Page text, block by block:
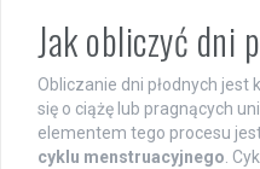
Jak obliczyć dni
Obliczanie dni płodnych
się o ciążę lub pragnących
elementem tego procesu
cyklu menstruacyjnego .